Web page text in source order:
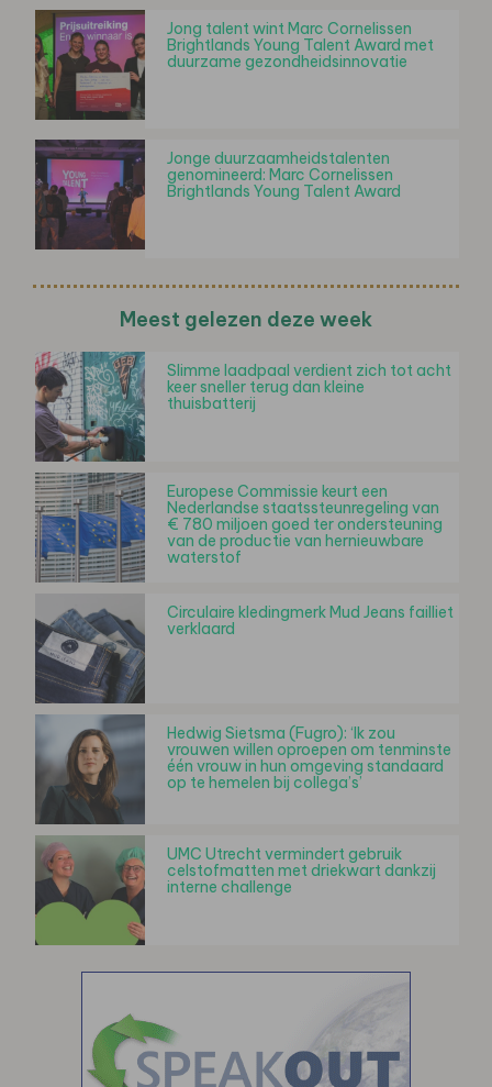
Jong talent wint Marc Cornelissen
Brightlands Young Talent Award met
duurzame gezondheidsinnovatie
Jonge duurzaamheidstalenten
genomineerd: Marc Cornelissen
Brightlands Young Talent Award
Meest gelezen deze week
Slimme laadpaal verdient zich tot acht
keer sneller terug dan kleine
thuisbatterij
Europese Commissie keurt een
Nederlandse staatssteunregeling van
€ 780 miljoen goed ter ondersteuning
van de productie van hernieuwbare
waterstof
Circulaire kledingmerk Mud Jeans failliet
verklaard
Hedwig Sietsma (Fugro): ‘Ik zou
vrouwen willen oproepen om tenminste
één vrouw in hun omgeving standaard
op te hemelen bij collega’s’
UMC Utrecht vermindert gebruik
celstofmatten met driekwart dankzij
interne challenge